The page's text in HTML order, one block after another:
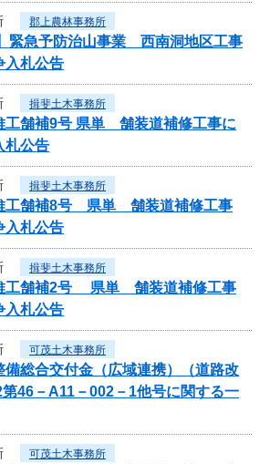
郡上農林事務所
緊急予防治山事業 西南洞地区工事
入札公告
揖斐土木事務所
工舗補9号 県単 舗装道補修工事に
札公告
揖斐土木事務所
工舗補8号 県単 舗装道補修工事
入札公告
揖斐土木事務所
工舗補2号 県単 舗装道補修工事
入札公告
可茂土木事務所
総合交付金（広域連携）（道路改
46－A11－002－1他号に関する一
可茂土木事務所